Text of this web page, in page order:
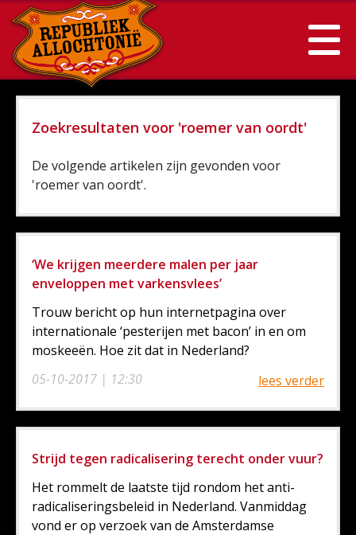
Zoekresultaten voor 'roemer van oordt'
De volgende artikelen zijn gevonden voor
'roemer van oordt'.
‘We krijgen meerdere malen per jaar
enveloppen met varkensvlees’
05-10-2017 | 12:30
Trouw bericht op hun internetpagina over
internationale ‘pesterijen met bacon’ in en om
moskeeën. Hoe zit dat in Nederland?
lees verder
Strijd tegen radicalisering terecht onder vuur?
Het rommelt de laatste tijd rondom het anti-
radicaliseringsbeleid in Nederland. Vanmiddag
vond er op verzoek van de Amsterdamse